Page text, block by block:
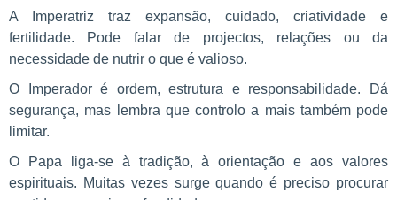
A Imperatriz traz expansão, cuidado, criatividade e
fertilidade. Pode falar de projectos, relações ou da
necessidade de nutrir o que é valioso.
O Imperador é ordem, estrutura e responsabilidade. Dá
segurança, mas lembra que controlo a mais também pode
limitar.
O Papa liga-se à tradição, à orientação e aos valores
espirituais. Muitas vezes surge quando é preciso procurar